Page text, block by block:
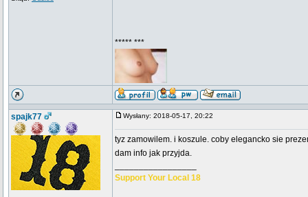
***** ***
spajk77 Wysłany: 2018-05-17, 20:22
tyz zamowilem. i koszule. coby elegancko sie
dam info jak przyjda.
Support Your Local 18